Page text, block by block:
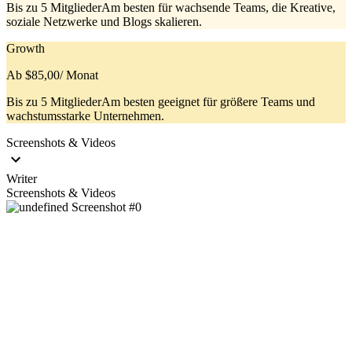
Bis zu 5 MitgliederAm besten für wachsende Teams, die Kreative,
soziale Netzwerke und Blogs skalieren.
Growth
Ab $85,00/ Monat
Bis zu 5 MitgliederAm besten geeignet für größere Teams und
wachstumsstarke Unternehmen.
Screenshots & Videos
Writer
Screenshots & Videos